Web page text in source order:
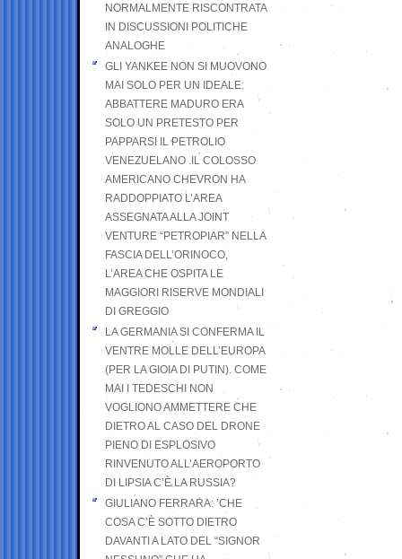
NORMALMENTE RISCONTRATA
IN DISCUSSIONI POLITICHE
ANALOGHE
GLI YANKEE NON SI MUOVONO
MAI SOLO PER UN IDEALE:
ABBATTERE MADURO ERA
SOLO UN PRETESTO PER
PAPPARSI IL PETROLIO
VENEZUELANO .IL COLOSSO
AMERICANO CHEVRON HA
RADDOPPIATO L’AREA
ASSEGNATA ALLA JOINT
VENTURE “PETROPIAR” NELLA
FASCIA DELL’ORINOCO,
L’AREA CHE OSPITA LE
MAGGIORI RISERVE MONDIALI
DI GREGGIO
LA GERMANIA SI CONFERMA IL
VENTRE MOLLE DELL’EUROPA
(PER LA GIOIA DI PUTIN). COME
MAI I TEDESCHI NON
VOGLIONO AMMETTERE CHE
DIETRO AL CASO DEL DRONE
PIENO DI ESPLOSIVO
RINVENUTO ALL’AEROPORTO
DI LIPSIA C’È LA RUSSIA?
GIULIANO FERRARA: ’CHE
COSA C’È SOTTO DIETRO
DAVANTI A LATO DEL “SIGNOR